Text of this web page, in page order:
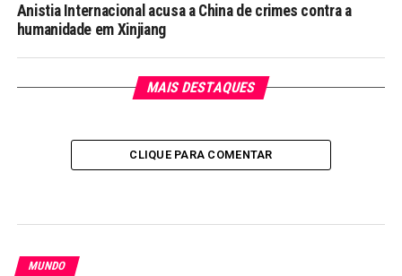
Anistia Internacional acusa a China de crimes contra a
humanidade em Xinjiang
MAIS DESTAQUES
CLIQUE PARA COMENTAR
MUNDO